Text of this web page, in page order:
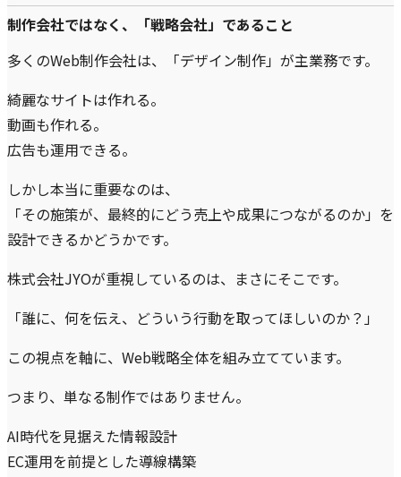
制作会社ではなく、「戦略会社」であること
多くのWeb制作会社は、「デザイン制作」が主業務です。
綺麗なサイトは作れる。
動画も作れる。
広告も運用できる。
しかし本当に重要なのは、
「その施策が、最終的にどう売上や成果につながるのか」を
設計できるかどうかです。
株式会社JYOが重視しているのは、まさにそこです。
「誰に、何を伝え、どういう行動を取ってほしいのか？」
この視点を軸に、Web戦略全体を組み立てています。
つまり、単なる制作ではありません。
AI時代を見据えた情報設計
EC運用を前提とした導線構築